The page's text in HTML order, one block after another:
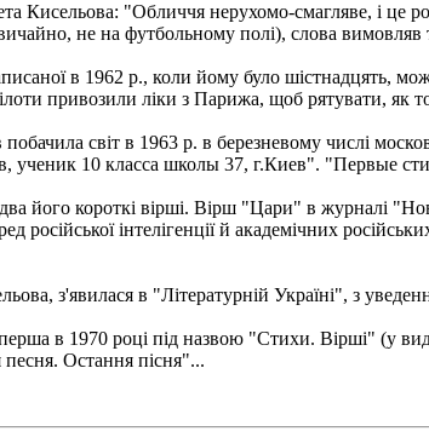
Кисельова: "Обличчя нерухомо-смагляве, і це
не на футбольному полі), слова вимовляв
в 1962 р., коли йому було шістнадцять,
пілоти привозили ліки з Парижа, щоб рятувати,
світ в 1963 р. в березневому числі
ученик 10 класса школы 37, г.Киев". "Первые
його короткі вірші. Вірш "Цари" в журналі
інтелігенції й академічних
з'явилася в "Літературній Україні", з
перша в 1970 році під назвою "Стихи. Вірші" (у
Остання пісня"...